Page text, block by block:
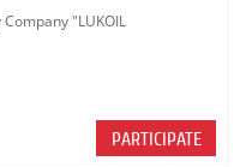
"LUKOIL
PARTICIPATE